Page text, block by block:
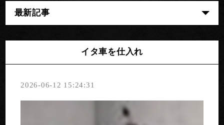
最新記事
イタ車を仕入れ
2026-06-12 15:24:31